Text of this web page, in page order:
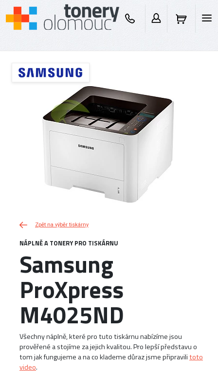
Zpět na výběr tiskárny
NÁPLNĚ A TONERY PRO TISKÁRNU
Samsung
ProXpress
M4025ND
Všechny náplně, které pro tuto tiskárnu nabízíme jsou
prověřené a stojíme za jejich kvalitou. Pro lepší představu o
tom jak fungujeme a na co klademe důraz jsme připravilitoto
video.